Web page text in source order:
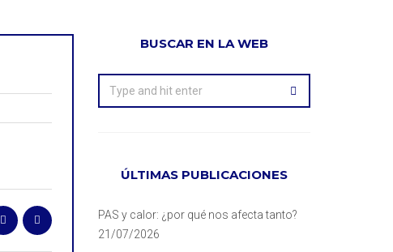
BUSCAR EN LA WEB
ÚLTIMAS PUBLICACIONES
PAS y calor: ¿por qué nos afecta tanto?
21/07/2026